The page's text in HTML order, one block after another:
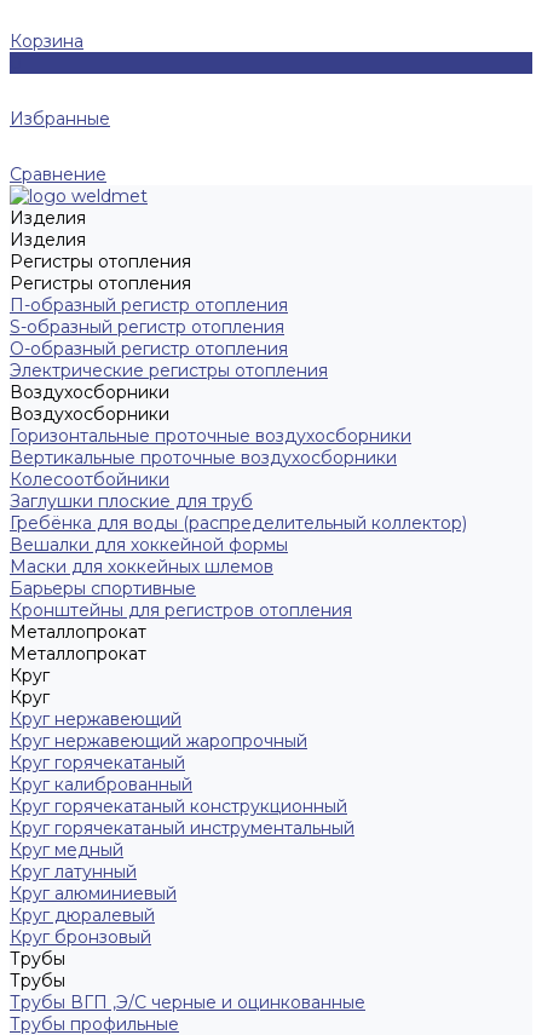
Корзина
Избранные
Сравнение
Изделия
Изделия
Регистры отопления
Регистры отопления
П-образный регистр отопления
S-образный регистр отопления
O-образный регистр отопления
Электрические регистры отопления
Воздухосборники
Воздухосборники
Горизонтальные проточные воздухосборники
Вертикальные проточные воздухосборники
Колесоотбойники
Заглушки плоские для труб
Гребёнка для воды (распределительный коллектор)
Вешалки для хоккейной формы
Маски для хоккейных шлемов
Барьеры спортивные
Кронштейны для регистров отопления
Металлопрокат
Металлопрокат
Круг
Круг
Круг нержавеющий
Круг нержавеющий жаропрочный
Круг горячекатаный
Круг калиброванный
Круг горячекатаный конструкционный
Круг горячекатаный инструментальный
Круг медный
Круг латунный
Круг алюминиевый
Круг дюралевый
Круг бронзовый
Трубы
Трубы
Трубы ВГП ,Э/С черные и оцинкованные
Трубы профильные